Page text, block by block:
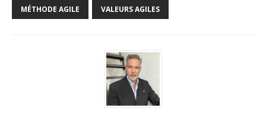
MÉTHODE AGILE VALEURS AGILES